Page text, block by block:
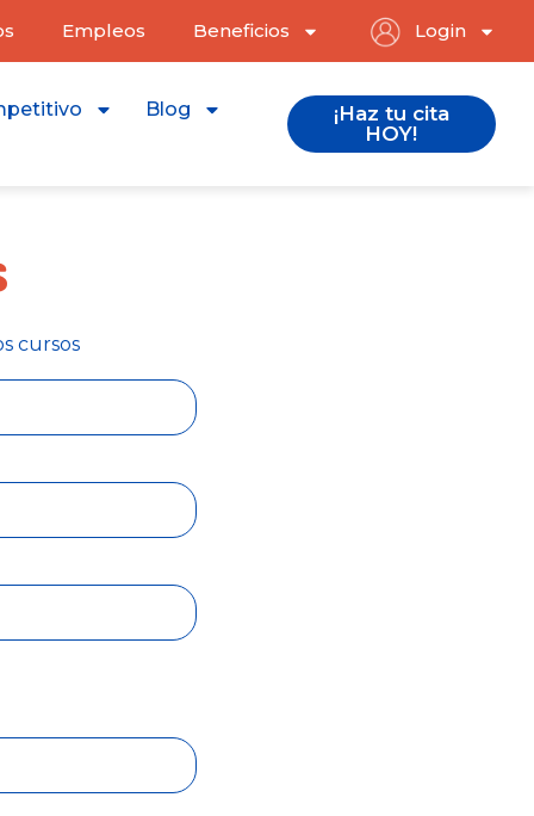
Empleos Beneficios Login
Blog
¡Haz tu cita
HOY!
cursos